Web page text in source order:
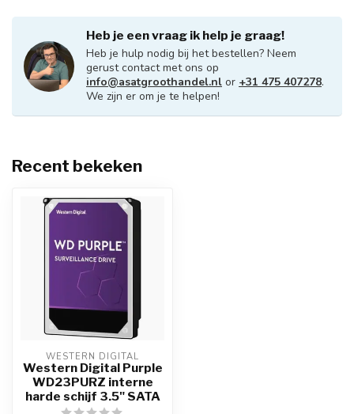
Heb je een vraag ik help je graag!
Heb je hulp nodig bij het bestellen? Neem
gerust contact met ons op
info@asatgroothandel.nl or +31 475 407278.
We zijn er om je te helpen!
Recent bekeken
WESTERN DIGITAL
Western Digital Purple
WD23PURZ interne
harde schijf 3.5" SATA